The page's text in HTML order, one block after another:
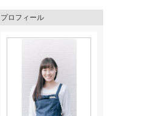
プロフィール